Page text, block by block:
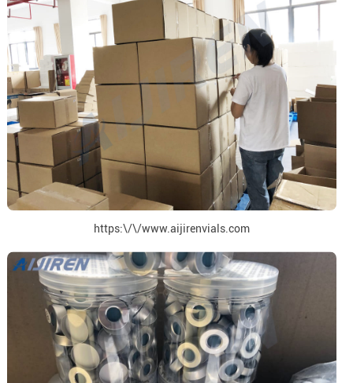
https:\/\/www.aijirenvials.com